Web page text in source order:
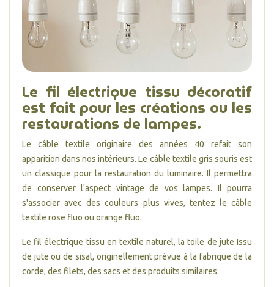
Le fil électrique tissu décoratif
est fait pour les créations ou les
restaurations de lampes.
Le câble textile originaire des années 40 refait son
apparition dans nos intérieurs. Le câble textile gris souris est
un classique pour la restauration du luminaire. Il permettra
de conserver l'aspect vintage de vos lampes. Il pourra
s'associer avec des couleurs plus vives, tentez le câble
textile rose fluo ou orange fluo.
Le fil électrique tissu en textile naturel, la toile de jute Issu
de jute ou de sisal, originellement prévue à la fabrique de la
corde, des filets, des sacs et des produits similaires.